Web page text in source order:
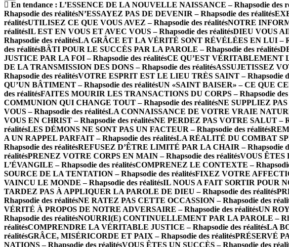
En tendance : L’ESSENCE DE LA NOUVELLE NAISSANCE – Rhapsodie des
Rhapsodie des réalitésN’ESSAYEZ PAS DE DEVENIR – Rhapsodie des réalités
réalitésUTILISEZ CE QUE VOUS AVEZ – Rhapsodie des réalitésNOTRE
réalitésIL EST EN VOUS ET AVEC VOUS – Rhapsodie des réalitésDIEU VOUS
Rhapsodie des réalitésLA GRÂCE ET LA VÉRITÉ SONT RÉVÉLÉES EN LUI –
des réalitésBÂTI POUR LE SUCCÈS PAR LA PAROLE – Rhapsodie des réalités
JUSTICE PAR LA FOI – Rhapsodie des réalitésCE QU’EST VÉRITABLEMENT
DE LA TRANSMISSION DES DONS – Rhapsodie des réalitésASSUJETISSEZ
Rhapsodie des réalitésVOTRE ESPRIT EST LE LIEU TRÈS SAINT – Rhapsodie
QU’UN BÂTIMENT – Rhapsodie des réalitésUN «SAINT BAISER» – CE QUE
des réalitésFAITES MOURIR LES TRANSACTIONS DU CORPS – Rhapsodie des
COMMUNION QUI CHANGE TOUT – Rhapsodie des réalitésNE SUPPLIEZ
VOUS – Rhapsodie des réalitésLA CONNAISSANCE DE VOTRE VRAIE
VOUS EN CHRIST – Rhapsodie des réalitésNE PERDEZ PAS VOTRE SALUT –
réalitésLES DÉMONS NE SONT PAS UN FACTEUR – Rhapsodie des réalités
A UN RAPPEL PARFAIT – Rhapsodie des réalitésLA RÉALITÉ DU COMBAT
Rhapsodie des réalitésREFUSEZ D’ÊTRE LIMITÉ PAR LA CHAIR – Rhapsodie
réalitésPRENEZ VOTRE CORPS EN MAIN – Rhapsodie des réalitésVOUS ÊTES
L’ÉVANGILE – Rhapsodie des réalitésCOMPRENEZ LE CONTEXTE –
SOURCE DE LA TENTATION – Rhapsodie des réalitésFIXEZ VOTRE
VAINCU LE MONDE – Rhapsodie des réalitésIL NOUS A FAIT SORTIR POUR
TARDEZ PAS À APPLIQUER LA PAROLE DE DIEU – Rhapsodie des réalités
Rhapsodie des réalitésNE RATEZ PAS CETTE OCCASSION – Rhapsodie des
VÉRITÉ À PROPOS DE NOTRE ADVERSAIRE – Rhapsodie des réalitésUN
Rhapsodie des réalitésNOURRI(E) CONTINUELLEMENT PAR LA PAROLE –
réalitésCOMPRENDRE LA VÉRITABLE JUSTICE – Rhapsodie des réalitésLA
réalitésGRÂCE, MISÉRICORDE ET PAIX – Rhapsodie des réalitésPRÉSERVÉ
NATIONS – Rhapsodie des réalitésVOUS ÊTES UN SUCCÈS – Rhapsodie des